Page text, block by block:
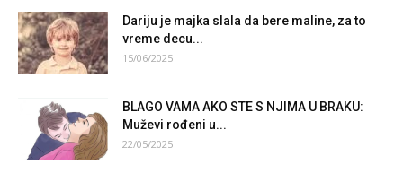
Dariju je majka slala da bere maline, za to
vreme decu...
15/06/2025
BLAGO VAMA AKO STE S NJIMA U BRAKU:
Muževi rođeni u...
22/05/2025